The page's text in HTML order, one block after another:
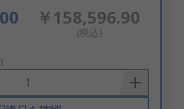
￥158,596.90
(税込)